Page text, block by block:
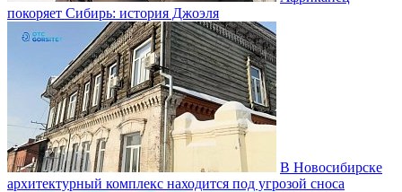
покоряет Сибирь: история Джоэля
В Новосибирске
архитектурный комплекс находится под угрозой сноса